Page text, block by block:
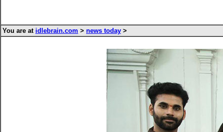
You are at idlebrain.com > news today >